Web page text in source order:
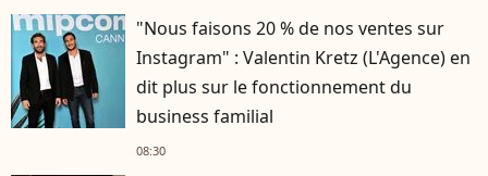
"Nous faisons 20 % de nos ventes sur
Instagram" : Valentin Kretz (L'Agence) en
dit plus sur le fonctionnement du
business familial
08:30